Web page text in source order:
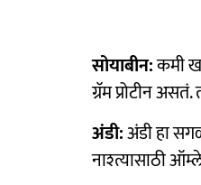
सोयाबीन:कमी
ग्रॅम प्रोटीन
अंडी:अंडी हा
नाश्त्यासाठी